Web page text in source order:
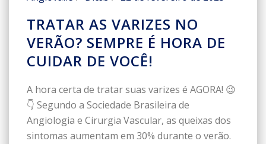
TRATAR AS VARIZES NO
VERÃO? SEMPRE É HORA DE
CUIDAR DE VOCÊ!
A hora certa de tratar suas varizes é AGORA! 😉
👇 Segundo a Sociedade Brasileira de
Angiologia e Cirurgia Vascular, as queixas dos
sintomas aumentam em 30% durante o verão.